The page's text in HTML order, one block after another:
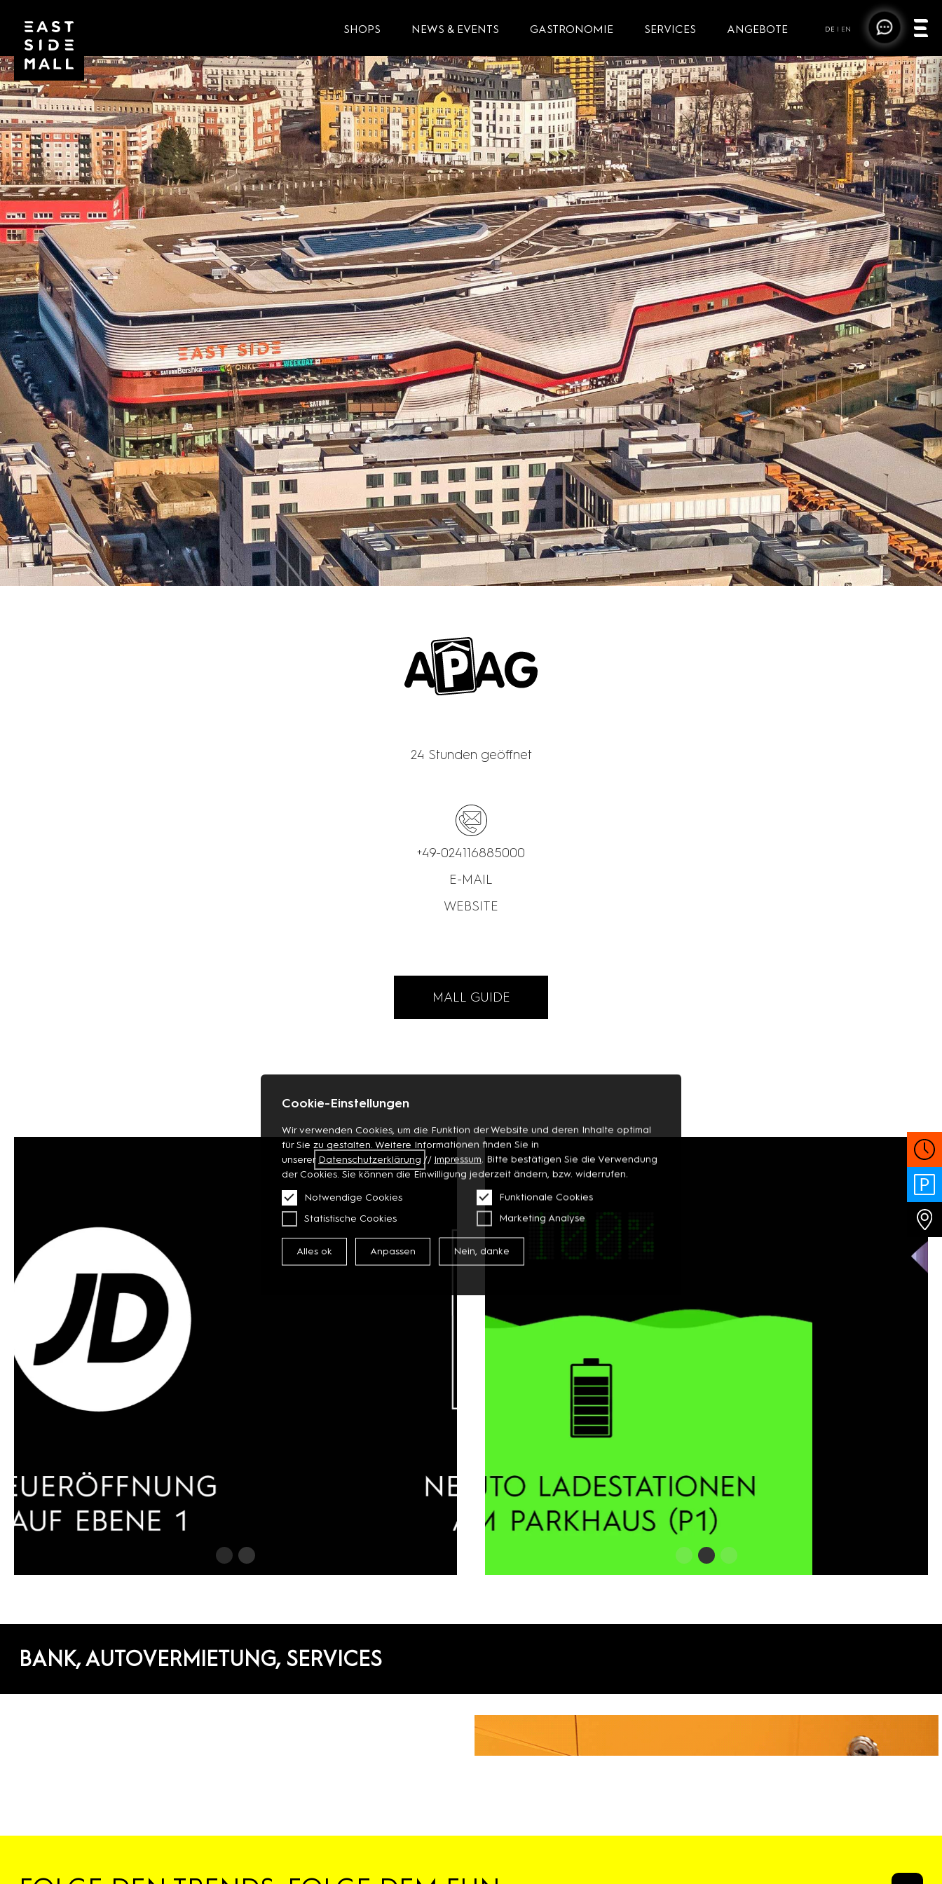
DE | EN
SHOPS NEWS & EVENTS GASTRONOMIE SERVICES ANGEBOTE
Cookie-Einstellungen
Wir verwenden Cookies, um die Funktion der Website und deren Inhalte optimal
für Sie zu gestalten. Weitere Informationen finden Sie in
unserer Datenschutzerklärung // Impressum. Bitte bestätigen Sie die Verwendung
der Cookies. Sie können die Einwilligung jederzeit ändern, bzw. widerrufen.
Notwendige Cookies
Funktionale Cookies
Statistische Cookies
Marketing Analyse
Alles ok Anpassen Nein, danke
24 Stunden geöffnet
+49-024116885000
E-MAIL
WEBSITE
MALL GUIDE
BANK, AUTOVERMIETUNG, SERVICES